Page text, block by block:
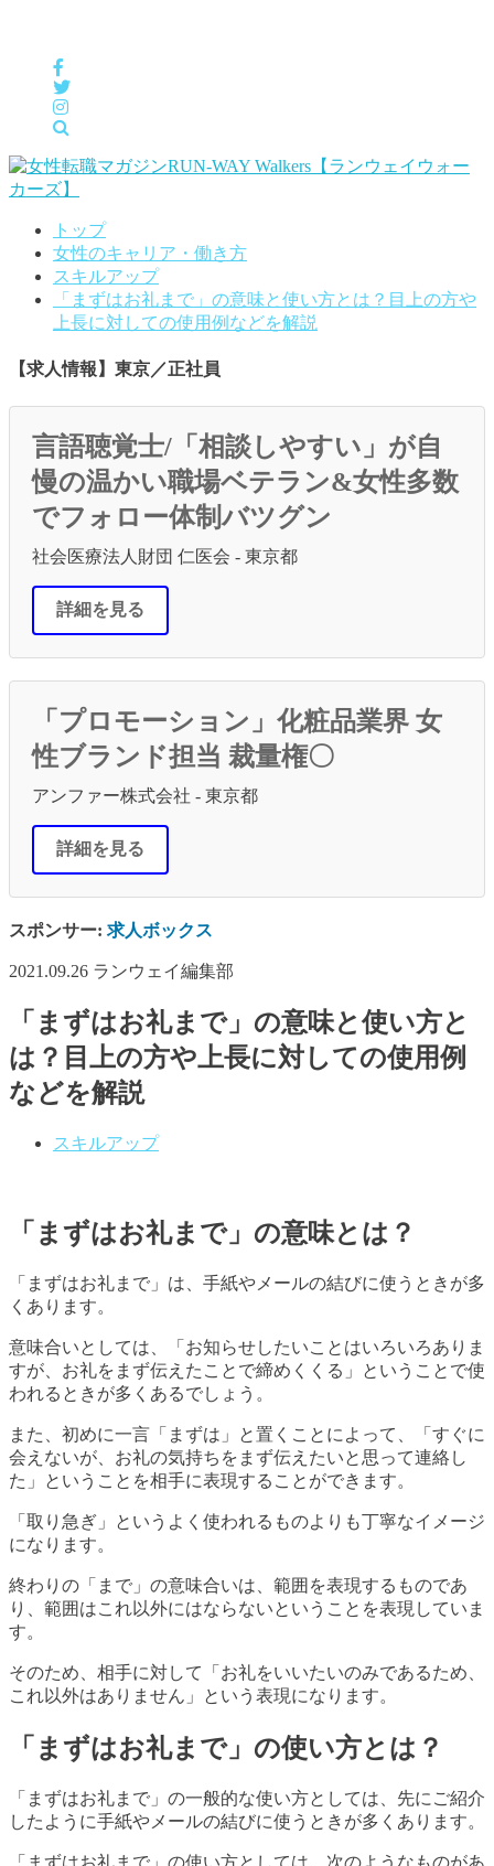
トップ
女性のキャリア・働き方
スキルアップ
「まずはお礼まで」の意味と使い方とは？目上の方や
上長に対しての使用例などを解説
【求人情報】東京／正社員
言語聴覚士/「相談しやすい」が自
慢の温かい職場ベテラン&女性多数
でフォロー体制バツグン
社会医療法人財団 仁医会 - 東京都
詳細を見る
「プロモーション」化粧品業界 女
性ブランド担当 裁量権〇
アンファー株式会社 - 東京都
詳細を見る
スポンサー: 求人ボックス
2021.09.26 ランウェイ編集部
「まずはお礼まで」の意味と使い方と
は？目上の方や上長に対しての使用例
などを解説
スキルアップ
「まずはお礼まで」の意味とは？
「まずはお礼まで」は、手紙やメールの結びに使うときが多
くあります。
意味合いとしては、「お知らせしたいことはいろいろありま
すが、お礼をまず伝えたことで締めくくる」ということで使
われるときが多くあるでしょう。
また、初めに一言「まずは」と置くことによって、「すぐに
会えないが、お礼の気持ちをまず伝えたいと思って連絡し
た」ということを相手に表現することができます。
「取り急ぎ」というよく使われるものよりも丁寧なイメージ
になります。
終わりの「まで」の意味合いは、範囲を表現するものであ
り、範囲はこれ以外にはならないということを表現していま
す。
そのため、相手に対して「お礼をいいたいのみであるため、
これ以外はありません」という表現になります。
「まずはお礼まで」の使い方とは？
「まずはお礼まで」の一般的な使い方としては、先にご紹介
したように手紙やメールの結びに使うときが多くあります。
「まずはお礼まで」の使い方としては、次のようなものがあ